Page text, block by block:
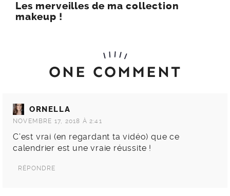
Les merveilles de ma collection
makeup !
ONE COMMENT
ORNELLA
NOVEMBRE 17, 2018 À 2:41
C’est vrai (en regardant ta vidéo) que ce
calendrier est une vraie réussite !
RÉPONDRE